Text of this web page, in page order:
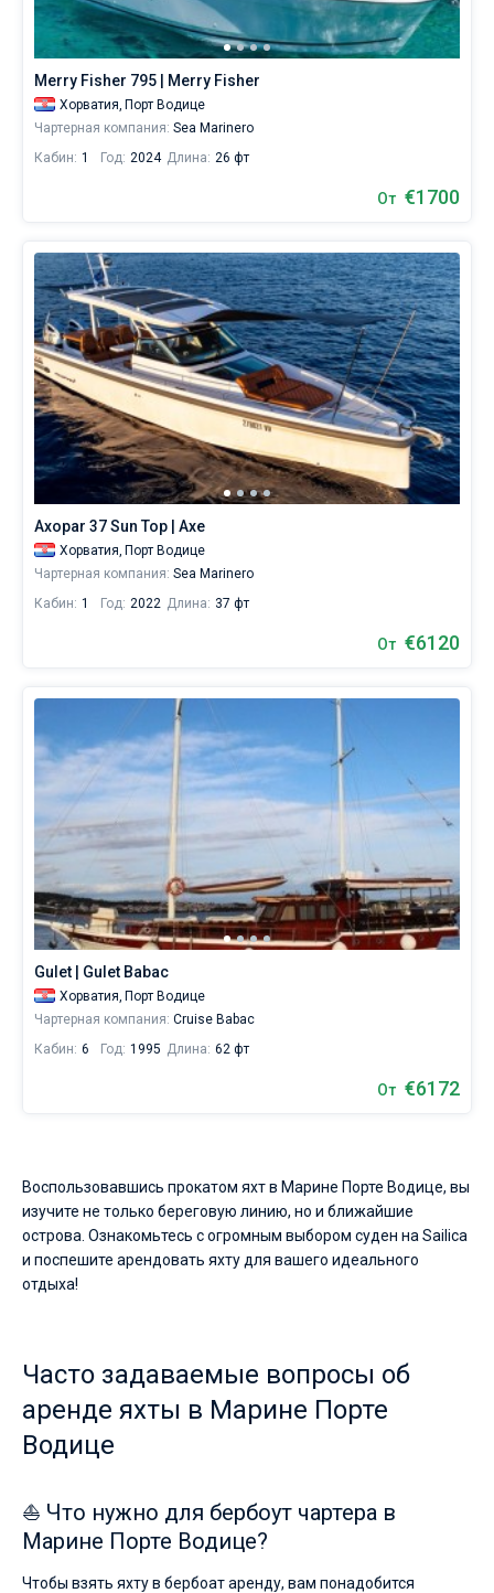
яхт
аренду
вы
найдете
предложений
540€,
как
для
любителей
спокойного
отдыха,
так
для
яхтсменов,
которые
не
представляют
жизни
без
паруса.
Merry Fisher 795 | Merry Fisher
Хорватия, Порт Водице
Чартерная компания: Sea Marinero
Кабин: 1 Год: 2024 Длина: 26 фт
От €1700
Axopar 37 Sun Top | Axe
Хорватия, Порт Водице
Чартерная компания: Sea Marinero
Кабин: 1 Год: 2022 Длина: 37 фт
От €6120
Gulet | Gulet Babac
Хорватия, Порт Водице
Чартерная компания: Cruise Babac
Кабин: 6 Год: 1995 Длина: 62 фт
От €6172
Воспользовавшись прокатом яхт в Марине Порте Водице, вы
изучите не только береговую линию, но и ближайшие
острова. Ознакомьтесь с огромным выбором суден на Sailica
и поспешите арендовать яхту для вашего идеального
отдыха!
Часто задаваемые вопросы об
аренде яхты в Марине Порте
Водице
⛵ Что нужно для бербоут чартера в
Марине Порте Водице?
Чтобы взять яхту в бербоат аренду, вам понадобится
Без шкипера
Со шкипером